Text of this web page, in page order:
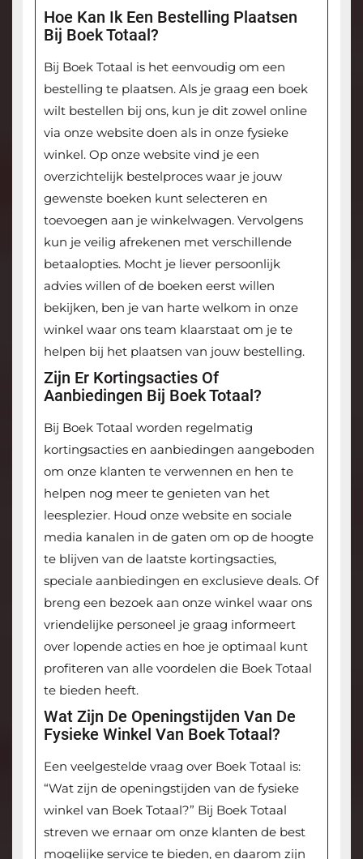
Hoe Kan Ik Een Bestelling Plaatsen
Bij Boek Totaal?
Bij Boek Totaal is het eenvoudig om een
bestelling te plaatsen. Als je graag een boek
wilt bestellen bij ons, kun je dit zowel online
via onze website doen als in onze fysieke
winkel. Op onze website vind je een
overzichtelijk bestelproces waar je jouw
gewenste boeken kunt selecteren en
toevoegen aan je winkelwagen. Vervolgens
kun je veilig afrekenen met verschillende
betaalopties. Mocht je liever persoonlijk
advies willen of de boeken eerst willen
bekijken, ben je van harte welkom in onze
winkel waar ons team klaarstaat om je te
helpen bij het plaatsen van jouw bestelling.
Zijn Er Kortingsacties Of
Aanbiedingen Bij Boek Totaal?
Bij Boek Totaal worden regelmatig
kortingsacties en aanbiedingen aangeboden
om onze klanten te verwennen en hen te
helpen nog meer te genieten van het
leesplezier. Houd onze website en sociale
media kanalen in de gaten om op de hoogte
te blijven van de laatste kortingsacties,
speciale aanbiedingen en exclusieve deals. Of
breng een bezoek aan onze winkel waar ons
vriendelijke personeel je graag informeert
over lopende acties en hoe je optimaal kunt
profiteren van alle voordelen die Boek Totaal
te bieden heeft.
Wat Zijn De Openingstijden Van De
Fysieke Winkel Van Boek Totaal?
Een veelgestelde vraag over Boek Totaal is:
“Wat zijn de openingstijden van de fysieke
winkel van Boek Totaal?” Bij Boek Totaal
streven we ernaar om onze klanten de best
mogelijke service te bieden, en daarom zijn